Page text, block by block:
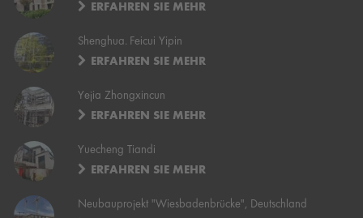
ERFAHREN SIE MEHR
Shenghua. Feicui Yipin
ERFAHREN SIE MEHR
Yejia Zhongxincun
ERFAHREN SIE MEHR
Yuecheng Tiandi
ERFAHREN SIE MEHR
Neubauprojekt "Wiesbadenbrücke", Deutschland